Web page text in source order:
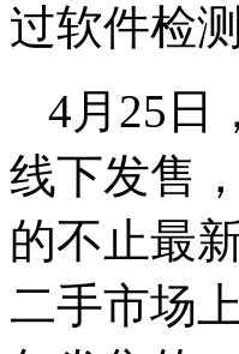
过软件检
4月25日
线下发售
的不止最
二手市场